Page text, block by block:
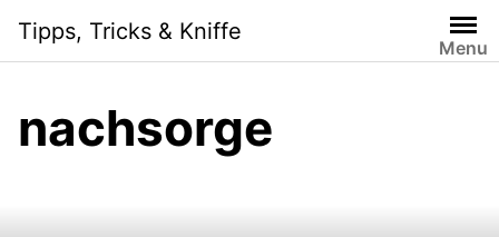
content
Tipps, Tricks & Kniffe
Menu
nachsorge